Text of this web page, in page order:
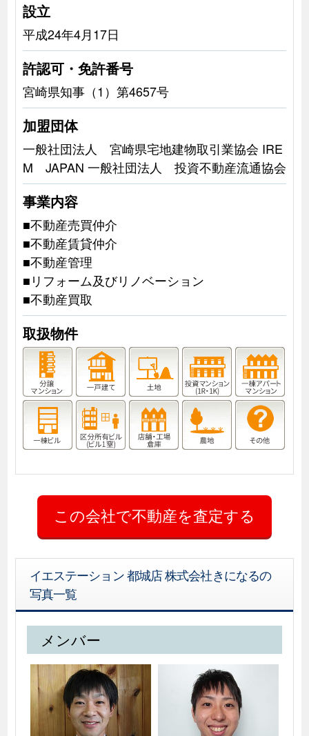
設立
平成24年4月17日
許認可・免許番号
宮崎県知事（1）第4657号
加盟団体
一般社団法人 宮崎県宅地建物取引業協会 IRE
M JAPAN 一般社団法人 投資不動産流通協会
事業内容
■不動産売買仲介
■不動産賃貸仲介
■不動産管理
■リフォーム及びリノベーション
■不動産買取
取扱物件
イエステーション 都城店 株式会社きになるの
写真一覧
メンバー